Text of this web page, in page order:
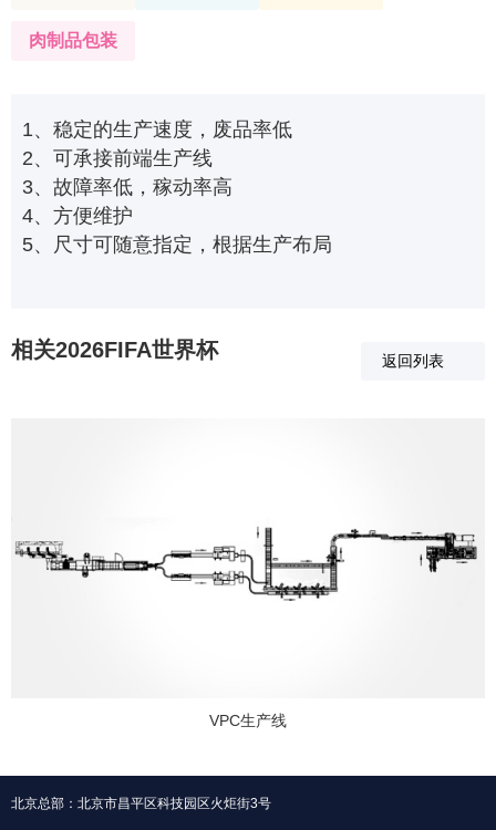
肉制品包装
1、稳定的生产速度，废品率低
2、可承接前端生产线
3、故障率低，稼动率高
4、方便维护
5、尺寸可随意指定，根据生产布局
返回列表
相关2026FIFA世界杯
VPC生产线
北京总部：北京市昌平区科技园区火炬街3号